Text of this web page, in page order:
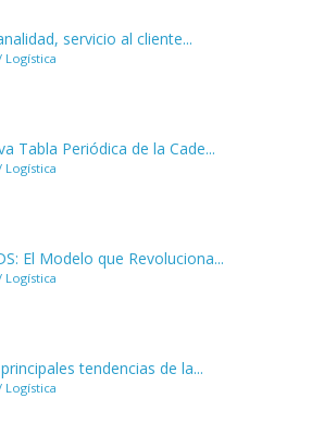
servicio al cliente...
Logística
Tabla Periódica de la Cade...
Logística
El Modelo que Revoluciona...
Logística
tendencias de la...
Logística